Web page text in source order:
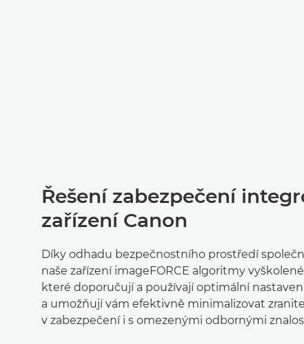
Řešení zabezpečení
zařízení Canon
Díky odhadu bezpečnostního prostředí
naše zařízení imageFORCE algoritmy
které doporučují a používají optimální
a umožňují vám efektivně minimalizovat
v zabezpečení i s omezenými odbornými